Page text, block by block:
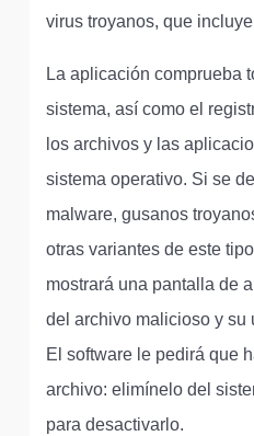
virus troyanos, que
La aplicación comprueba
sistema, así como el
los archivos y las
sistema operativo. Si se
malware, gusanos
otras variantes de este
mostrará una pantalla de
del archivo malicioso y su
El software le pedirá que
archivo: elimínelo del
para desactivarlo.